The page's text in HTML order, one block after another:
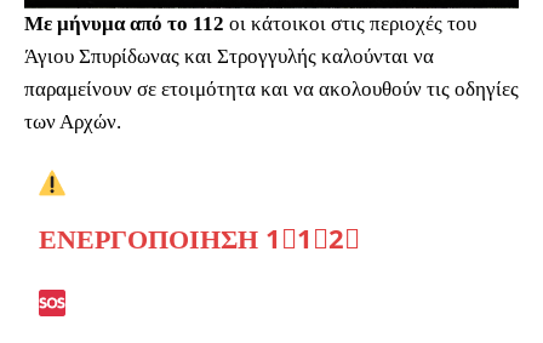
Με μήνυμα από το 112 οι κάτοικοι στις περιοχές του
Άγιου Σπυρίδωνας και Στρογγυλής καλούνται να
παραμείνουν σε ετοιμότητα και να ακολουθούν τις οδηγίες
των Αρχών.
ΕΝΕΡΓΟΠΟΊΗΣΗ 1⃣1⃣2⃣